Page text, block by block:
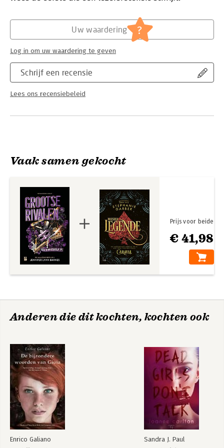
oplossen, onverwachte wendingen overleven en alles op alles
miljoenen op het spel, maar ook harten – en levens.
De miljoenenstrijd
Schrijf een recensie
Lees ons recensiebeleid
Uw waardering ?
Log in om uw waardering te geven
Vaak samen gekocht
€ 41,98
Prijs voor beide
Anderen die dit kochten, kochten ook
Enrico Galiano Sandra J. Paul